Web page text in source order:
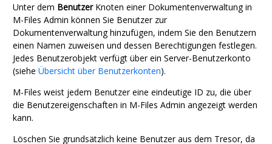
Unter dem BenutzerKnoten einer Dokumentenverwaltung in
M-Files Admin können Sie Benutzer zur
Dokumentenverwaltung hinzufügen, indem Sie den Benutzern
einen Namen zuweisen und dessen Berechtigungen festlegen.
Jedes Benutzerobjekt verfügt über ein Server-Benutzerkonto
(siehe Übersicht über Benutzerkonten).
M-Files weist jedem Benutzer eine eindeutige ID zu, die über
die Benutzereigenschaften in M-Files Admin angezeigt werden
kann.
Löschen Sie grundsätzlich keine Benutzer aus dem Tresor, da